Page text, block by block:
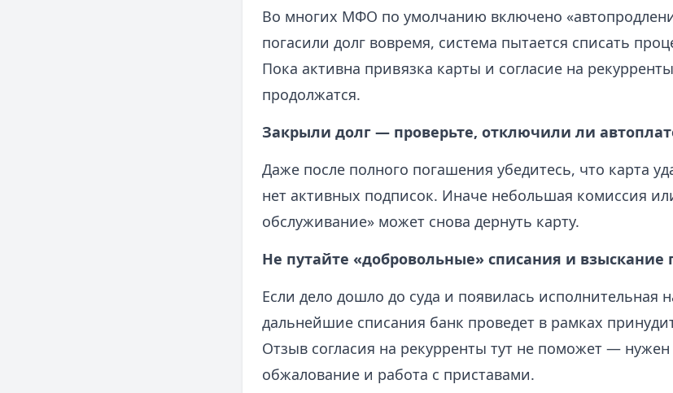
Во многих МФО по умолчанию включено
погасили долг вовремя, система пытается списать
Пока активна привязка карты и согласие на
продолжатся.
Закрыли долг — проверьте, отключили ли
Даже после полного погашения убедитесь, что карта
нет активных подписок. Иначе небольшая комиссия
обслуживание» может снова дернуть карту.
Не путайте «добровольные» списания и взыскание
Если дело дошло до суда и появилась исполнительная
дальнейшие списания банк проведет в рамках
Отзыв согласия на рекурренты тут не поможет —
обжалование и работа с приставами.